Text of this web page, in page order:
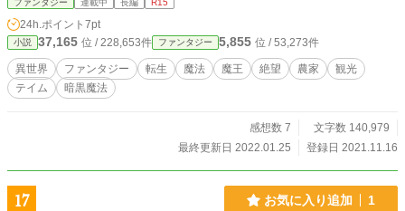
界で生き直してやる。 もう決めたのだ。魔王軍の敗戦で平和が訪れるであろう
人の世界でのんびり畑でも耕しながらスローライフをおくることを。 ところが
その農村では何故か急激に観光産業の波が押し寄せ、自分を倒した勇者や聖女も
村にやってきたりと、企図せず巻き込まれてしまう元魔王の絶望からはじまる物
語。
24h.ポイント 7pt
小説 37,165 位 / 228,653件 ファンタジー 5,855 位 / 53,273件
異世界 ファンタジー 転生 魔法 魔王 絶望 農家
観光
テイム
暗黒魔法
感想数 7
文字数 140,979
最終更新日 2022.01.25
登録日 2021.11.16
17 お気に入り追加 1